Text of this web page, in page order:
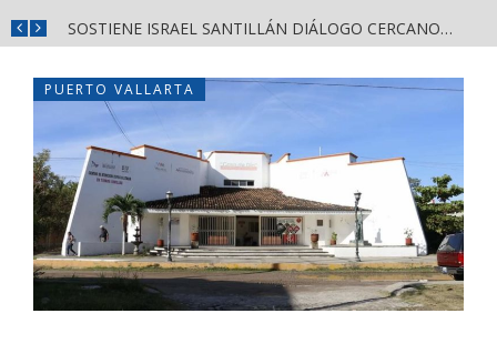
SOSTIENE ISRAEL SANTILLÁN DIÁLOGO CERCANO CON HABITANTES DE LA CALLE 2 DE OCTUBRE
PUERTO VALLARTA